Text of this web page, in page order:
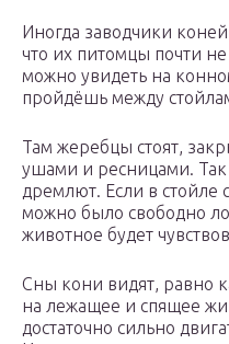
Иногда заводчики
что их питомцы почти
можно увидеть на
пройдёшь между
Там жеребцы стоят,
ушами и ресницами. Так
дремлют. Если в стойле
можно было свободно
животное будет
Сны кони видят, равно
на лежащее и спящее
достаточно сильно